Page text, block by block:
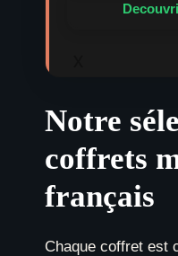
Notre
coffrets
français
Chaque coffret est